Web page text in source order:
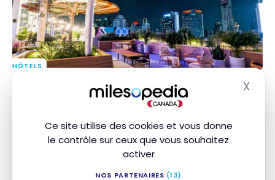
Ce site utilise des cookies et vous donne
le contrôle sur ceux que vous souhaitez
activer
NOS PARTENAIRES (13)
X
HÔTELS
Avis : Moxy Bangkok Ratchaprasong | Marriott